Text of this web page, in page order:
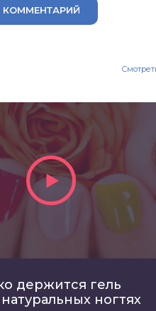
КОММЕНТАРИЙ
держится гель
ногтях